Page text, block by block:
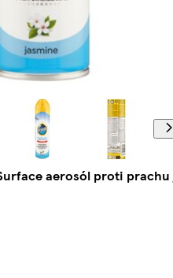
aerosól proti